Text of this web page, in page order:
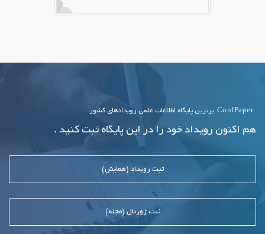
ConfPaper برترین پایگاه اطلاعات علمی رویدادهای کشور
هم اکنون رویداد خود را در این پایگاه ثبت کنید .
ثبت رویداد (همایش)
ثبت ژورنال (مجله)